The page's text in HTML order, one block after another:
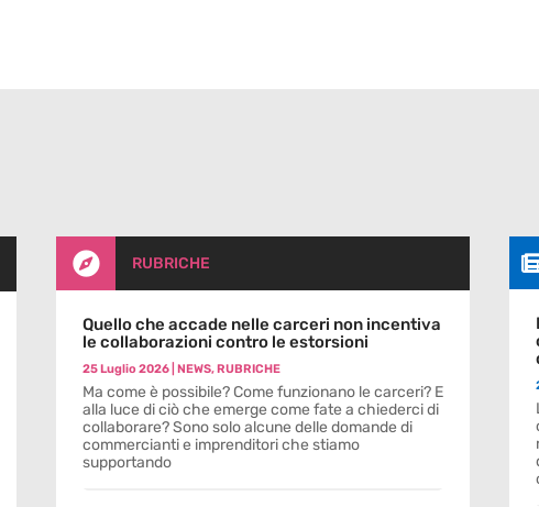
 RUBRICHE
Quello che accade nelle carceri non incentiva
le collaborazioni contro le estorsioni
25 Luglio 2026| NEWS, RUBRICHE
Ma come è possibile? Come funzionano le carceri? E
alla luce di ciò che emerge come fate a chiederci di
collaborare? Sono solo alcune delle domande di
commercianti e imprenditori che stiamo
supportando